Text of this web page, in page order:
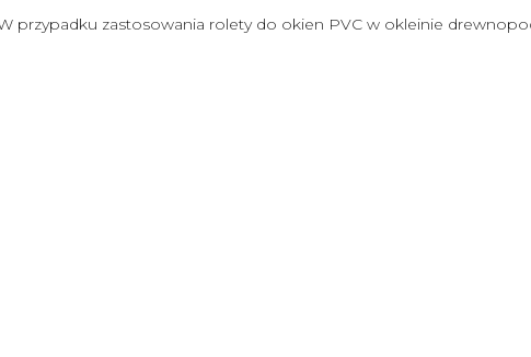
przypadku zastosowania rolety do okien PVC w okleinie